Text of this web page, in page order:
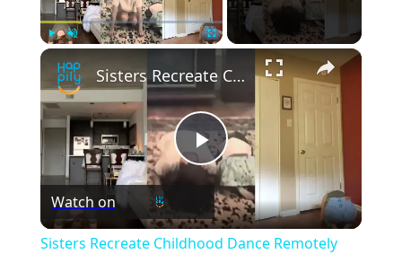
×
Play
Video
Sisters Recreate Childhood Dance Remotely For Father's Birthday | Happily TV
Watch on
Sisters Recreate Childhood Dance Remotely